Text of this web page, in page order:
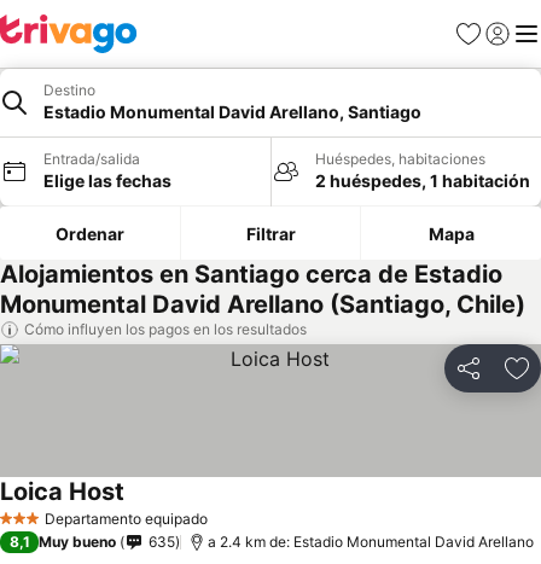
Favoritos
Iniciar
Destino
Estadio Monumental David Arellano, Santiago
Entrada/salida
Elige las fechas
Huéspedes, habitaciones
2 huéspedes, 1 habitación
Ordenar Filtrar Mapa
Alojamientos en Santiago cerca de Estadio
Monumental David Arellano (Santiago, Chile)
Cómo influyen los pagos en los resultados
Compartir
3 EstrellasDepartamento equipado
Loica Host
8,1 Muy bueno 635 a 2.4 km de: Estadio Monumental David Arellano